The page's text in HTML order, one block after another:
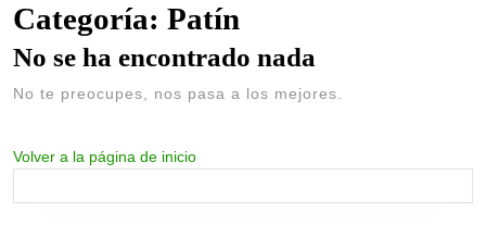
Categoría: Patín
No se ha encontrado nada
No te preocupes, nos pasa a los mejores.
Volver a la página de inicioVolver
la